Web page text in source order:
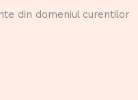
din domeniul curentilor